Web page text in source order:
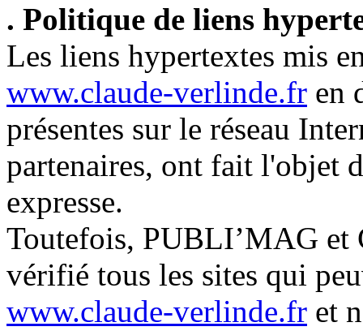
. Politique de liens
Les liens hypertextes mis
www.claude-verlinde.fr en
présentes sur le réseau
partenaires, ont fait l'objet
expresse.
Toutefois, PUBLI’MAG et
vérifié tous les sites qui
www.claude-verlinde.fr et